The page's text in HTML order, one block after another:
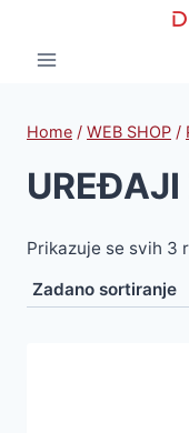
content
Home / WEB SHOP /
UREĐAJI
Prikazuje se svih 3